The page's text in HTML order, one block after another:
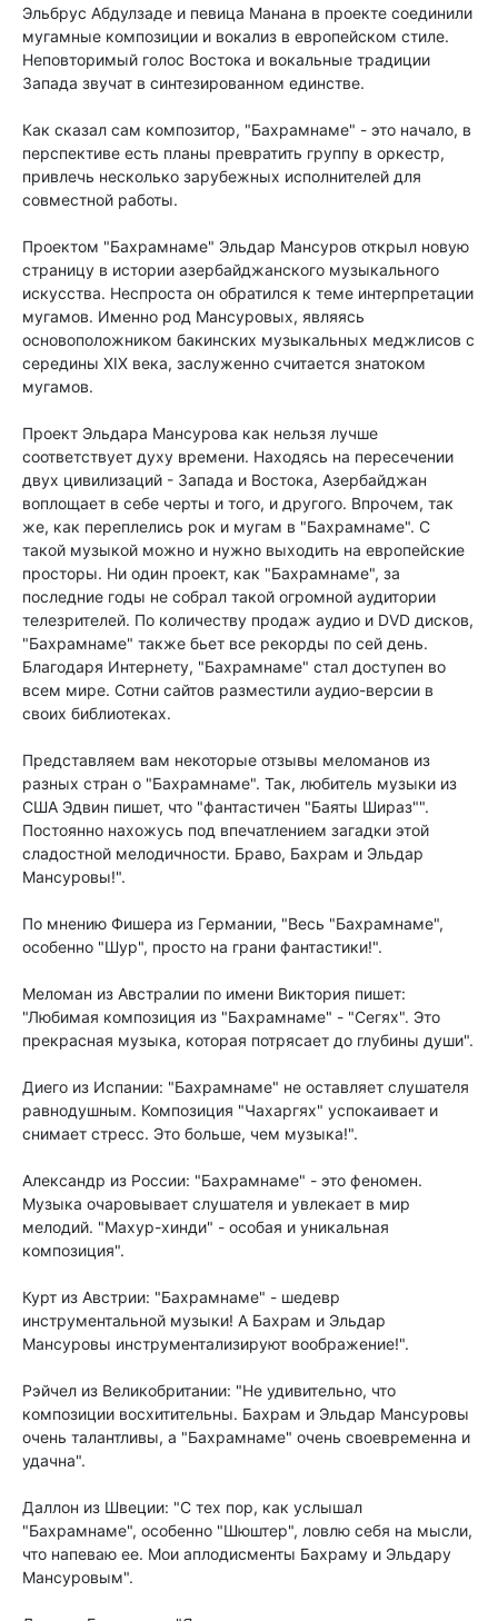
Эльбрус Абдулзаде и певица Манана в проекте соединили
мугамные композиции и вокализ в европейском стиле.
Неповторимый голос Востока и вокальные традиции
Запада звучат в синтезированном единстве.
Как сказал сам композитор, "Бахрамнаме" - это начало, в
перспективе есть планы превратить группу в оркестр,
привлечь несколько зарубежных исполнителей для
совместной работы.
Проектом "Бахрамнаме" Эльдар Мансуров открыл новую
страницу в истории азербайджанского музыкального
искусства. Неспроста он обратился к теме интерпретации
мугамов. Именно род Мансуровых, являясь
основоположником бакинских музыкальных меджлисов с
середины XIX века, заслуженно считается знатоком
мугамов.
Проект Эльдара Мансурова как нельзя лучше
соответствует духу времени. Находясь на пересечении
двух цивилизаций - Запада и Востока, Азербайджан
воплощает в себе черты и того, и другого. Впрочем, так
же, как переплелись рок и мугам в "Бахрамнаме". С
такой музыкой можно и нужно выходить на европейские
просторы. Ни один проект, как "Бахрамнаме", за
последние годы не собрал такой огромной аудитории
телезрителей. По количеству продаж аудио и DVD дисков,
"Бахрамнаме" также бьет все рекорды по сей день.
Благодаря Интернету, "Бахрамнаме" стал доступен во
всем мире. Сотни сайтов разместили аудио-версии в
своих библиотеках.
Представляем вам некоторые отзывы меломанов из
разных стран о "Бахрамнаме". Так, любитель музыки из
США Эдвин пишет, что "фантастичен "Баяты Шираз"".
Постоянно нахожусь под впечатлением загадки этой
сладостной мелодичности. Браво, Бахрам и Эльдар
Мансуровы!".
По мнению Фишера из Германии, "Весь "Бахрамнаме",
особенно "Шур", просто на грани фантастики!".
Меломан из Австралии по имени Виктория пишет:
"Любимая композиция из "Бахрамнаме" - "Сегях". Это
прекрасная музыка, которая потрясает до глубины души".
Диего из Испании: "Бахрамнаме" не оставляет слушателя
равнодушным. Композиция "Чахаргях" успокаивает и
снимает стресс. Это больше, чем музыка!".
Александр из России: "Бахрамнаме" - это феномен.
Музыка очаровывает слушателя и увлекает в мир
мелодий. "Махур-хинди" - особая и уникальная
композиция".
Курт из Австрии: "Бахрамнаме" - шедевр
инструментальной музыки! А Бахрам и Эльдар
Мансуровы инструментализируют воображение!".
Рэйчел из Великобритании: "Не удивительно, что
композиции восхитительны. Бахрам и Эльдар Мансуровы
очень талантливы, а "Бахрамнаме" очень своевременна и
удачна".
Даллон из Швеции: "С тех пор, как услышал
"Бахрамнаме", особенно "Шюштер", ловлю себя на мысли,
что напеваю ее. Мои аплодисменты Бахраму и Эльдару
Мансуровым".